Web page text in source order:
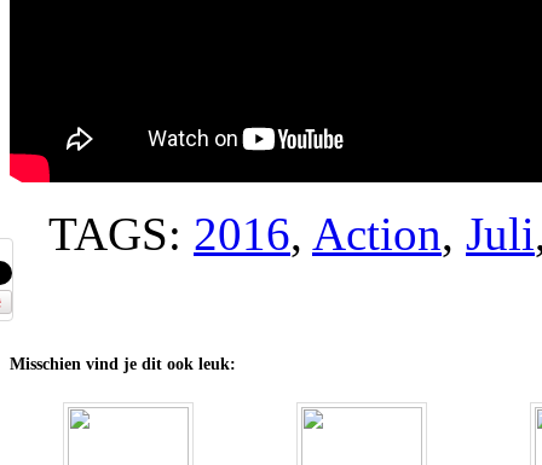
TAGS: 2016, Action, Juli
Misschien vind je dit ook leuk: